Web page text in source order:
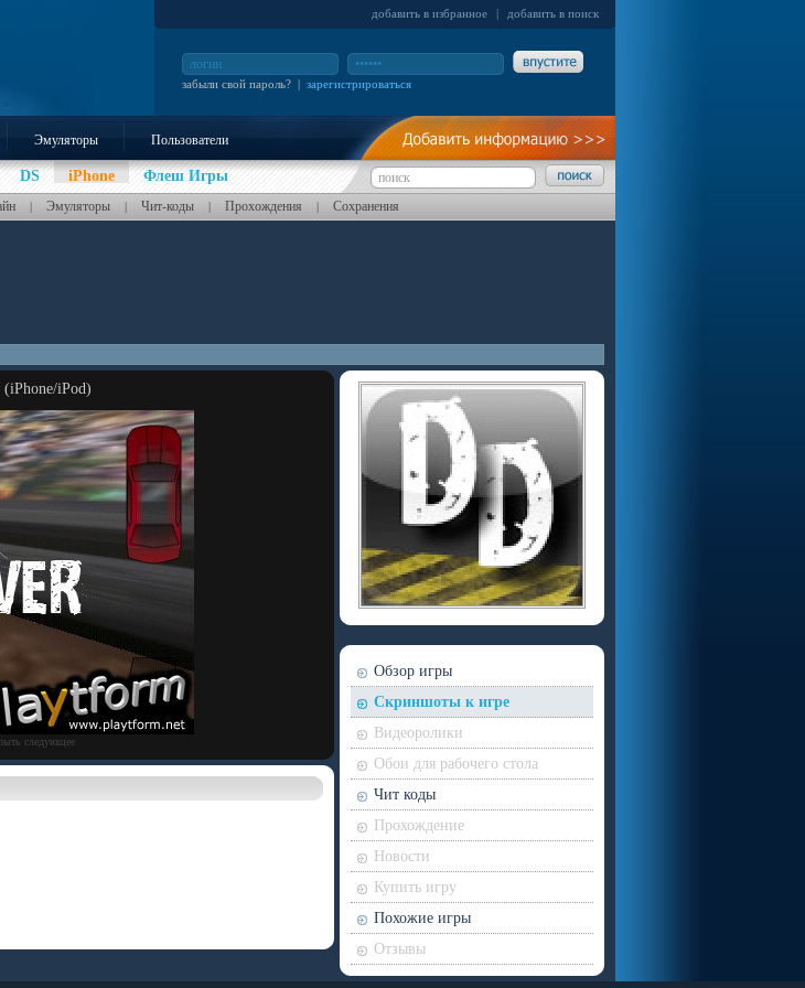
добавить в избранное | добавить в поиск
забыли свой пароль? | зарегистрироваться
Эмуляторы Пользователи
DS iPhone Флеш Игры
| Эмуляторы | Чит-коды | Прохождения | Сохранения
iPod)
следующее
Обзор игры
Скриншоты к игре
Видеоролики
Обои для рабочего стола
Чит коды
Прохождение
Новости
Купить игру
Похожие игры
Отзывы